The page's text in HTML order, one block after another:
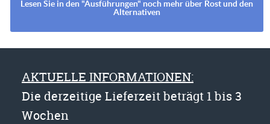
Lesen Sie in den "Ausführungen" noch mehr über Rost und den
Alternativen
AKTUELLE INFORMATIONEN:
Die derzeitige Lieferzeit beträgt 1 bis 3
Wochen